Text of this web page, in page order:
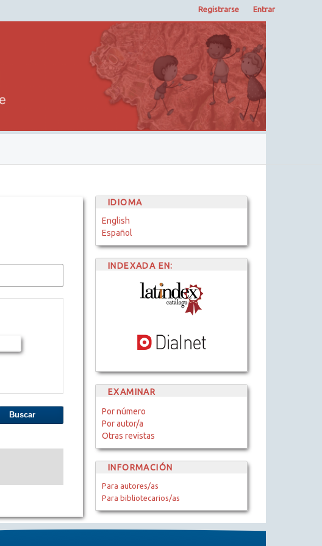
Registrarse Entrar
Buscar
IDIOMA
English
Español
INDEXADA EN:
EXAMINAR
Por número
Por autor/a
Otras revistas
INFORMACIÓN
Para autores/as
Para bibliotecarios/as